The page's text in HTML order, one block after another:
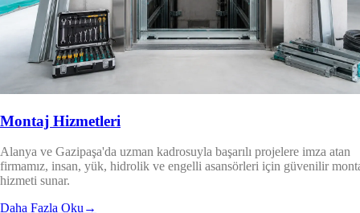
Montaj Hizmetleri
Alanya ve Gazipaşa'da uzman kadrosuyla başarılı projelere imza atan
firmamız, insan, yük, hidrolik ve engelli asansörleri için güvenilir
hizmeti sunar.
Daha Fazla Oku →